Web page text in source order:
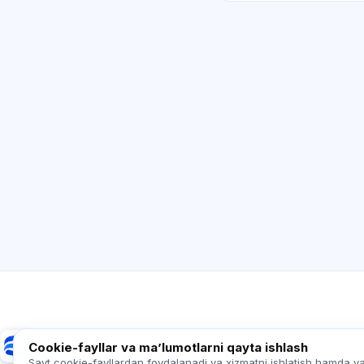
Exalify
Cookie-fayllar va maʼlumotlarni qayta ishlash